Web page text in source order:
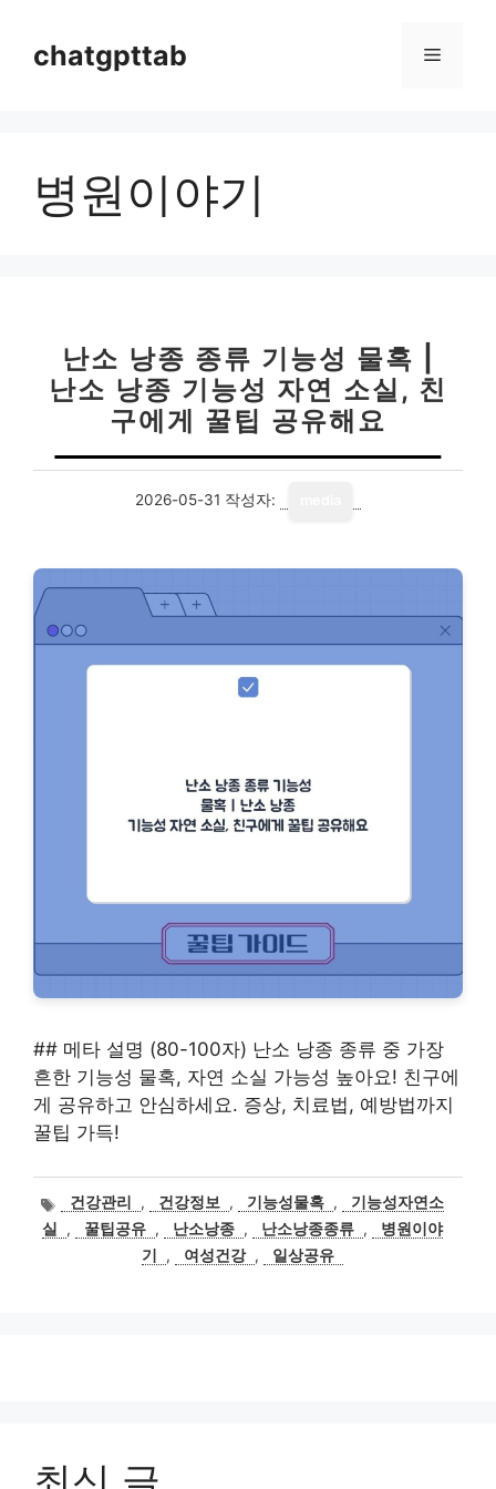
chatgpttab 메
병원이야기
난소 낭종 종류 기능성 물혹 |
난소 낭종 기능성 자연 소실, 친
구에게 꿀팁 공유해요
2026-05-31 작성자:
## 메타 설명 (80-100자) 난소 낭종 종류 중 가장
흔한 기능성 물혹, 자연 소실 가능성 높아요! 친구에
게 공유하고 안심하세요. 증상, 치료법, 예방법까지
꿀팁 가득!
태건강관리 , 건강정보 , 기능성물혹 ,
기능성자연소
실
, 꿀팁공유 , 난소낭종 , 난소낭종종류 ,
병원이야
기
, 여성건강 , 일상공유